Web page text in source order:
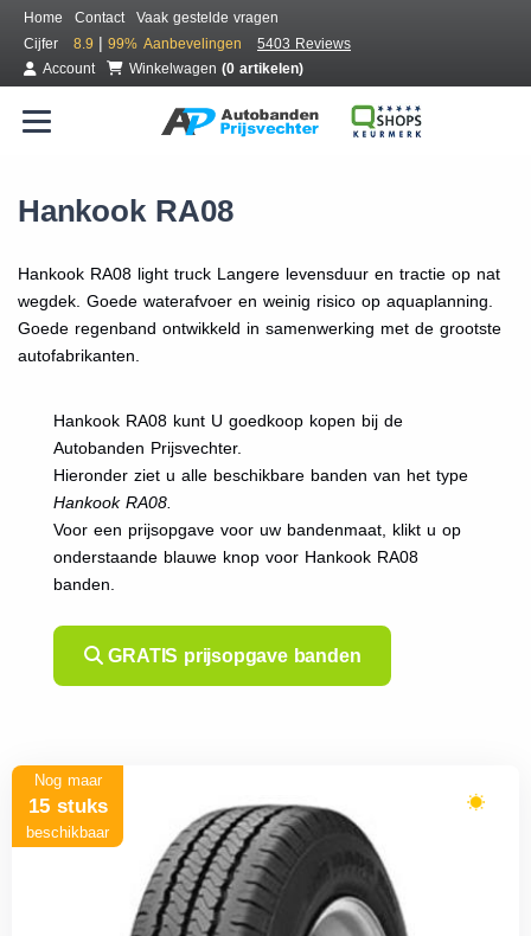
Home Contact
Vaak gestelde vragen
Cijfer
8.9 | 99% Aanbevelingen
5403 Reviews
Account
Winkelwagen (0 artikelen)
Hankook RA08
Hankook RA08 light truck Langere levensduur en tractie op nat
wegdek. Goede waterafvoer en weinig risico op aquaplanning.
Goede regenband ontwikkeld in samenwerking met de grootste
autofabrikanten.
Hankook RA08 kunt U goedkoop kopen bij de
Autobanden Prijsvechter.
Hieronder ziet u alle beschikbare banden van het type
Hankook RA08.
Voor een prijsopgave voor uw bandenmaat, klikt u op
onderstaande blauwe knop voor Hankook RA08
banden.
GRATIS prijsopgave banden
Nog maar
15 stuks
beschikbaar